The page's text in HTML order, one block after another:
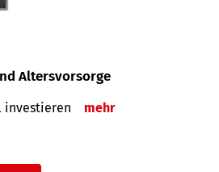
Altersvorsorge
investieren mehr